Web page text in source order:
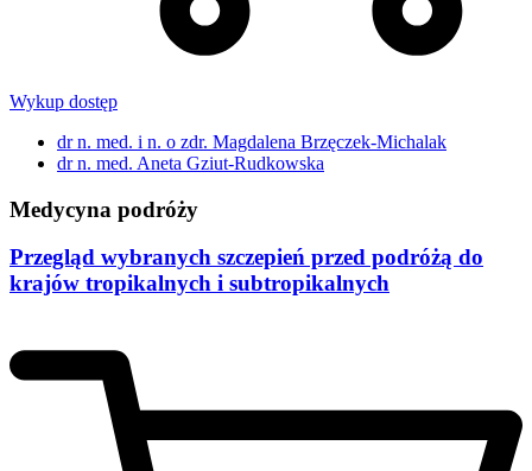
Wykup dostęp
dr n. med. i n. o zdr. Magdalena Brzęczek-Michalak
dr n. med. Aneta Gziut-Rudkowska
Medycyna podróży
Przegląd wybranych szczepień przed podróżą do
krajów tropikalnych i subtropikalnych